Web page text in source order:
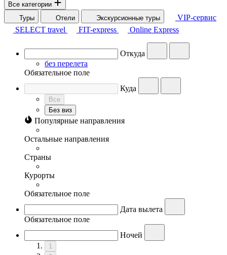
Все категории
Туры
Отели Экскурсионные туры
VIP-сервис
SELECT travel
FIT-express Online Express
Откуда
без перелета
Обязательное поле
Куда
Все
Без виз
Популярные направления
Остальные направления
Страны
Курорты
Обязательное поле
Дата вылета
Обязательное поле
Ночей
1